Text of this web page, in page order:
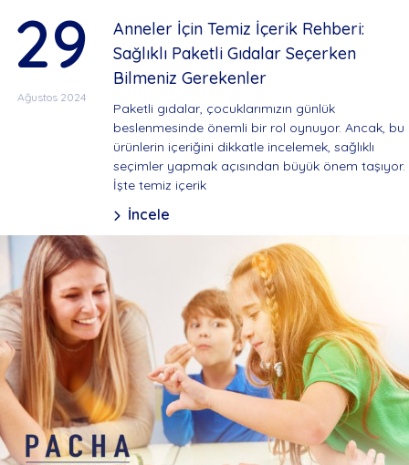
29
Ağustos 2024
Anneler İçin Temiz İçerik Rehberi:
Sağlıklı Paketli Gıdalar Seçerken
Bilmeniz Gerekenler
Paketli gıdalar, çocuklarımızın günlük
beslenmesinde önemli bir rol oynuyor. Ancak, bu
ürünlerin içeriğini dikkatle incelemek, sağlıklı
seçimler yapmak açısından büyük önem taşıyor.
İşte temiz içerik
İncele